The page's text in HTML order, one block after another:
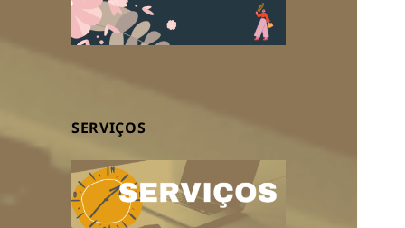
SERVIÇOS